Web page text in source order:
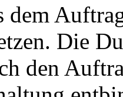
dem
Die
den